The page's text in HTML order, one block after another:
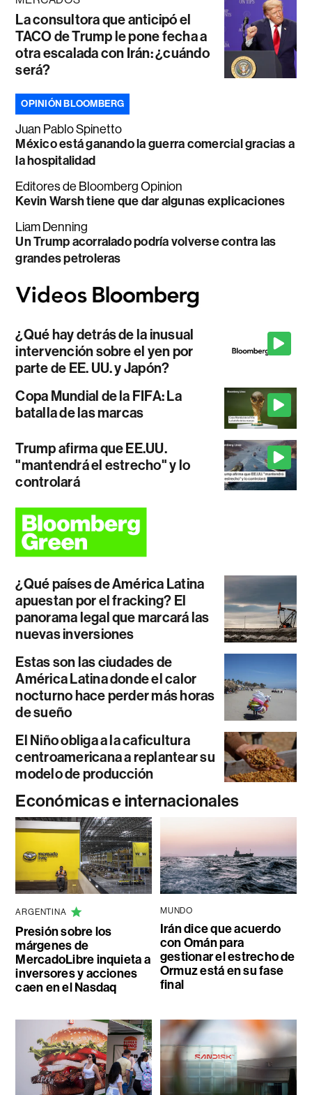
La consultora que anticipó el
TACO de Trump le pone fecha a
otra escalada con Irán: ¿cuándo
será?
OPINIÓN BLOOMBERG
Juan Pablo Spinetto
México está ganando la guerra comercial gracias a
la hospitalidad
Editores de Bloomberg Opinion
Kevin Warsh tiene que dar algunas explicaciones
Liam Denning
Un Trump acorralado podría volverse contra las
grandes petroleras
¿Qué hay detrás de la inusual
intervención sobre el yen por
parte de EE. UU. y Japón?
Copa Mundial de la FIFA: La
batalla de las marcas
Trump afirma que EE.UU.
"mantendrá el estrecho" y lo
controlará
¿Qué países de América Latina
apuestan por el fracking? El
panorama legal que marcará las
nuevas inversiones
Estas son las ciudades de
América Latina donde el calor
nocturno hace perder más horas
de sueño
El Niño obliga a la caficultura
centroamericana a replantear su
modelo de producción
Económicas e internacionales
ARGENTINA
Presión sobre los
márgenes de
MercadoLibre inquieta a
inversores y acciones
caen en el Nasdaq
MUNDO
Irán dice que acuerdo
con Omán para
gestionar el estrecho de
Ormuz está en su fase
final